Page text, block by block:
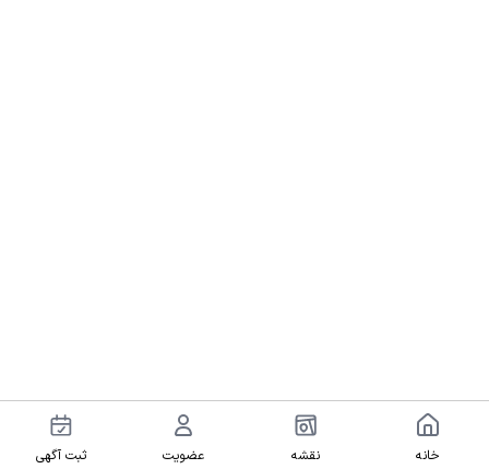
خانه نقشه عضویت ثبت آگهی